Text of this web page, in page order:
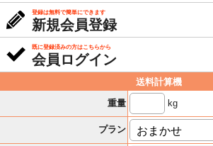
登録は無料で簡単にできます
新規会員登録
既に登録済みの方はこちらから
会員ログイン
送料計算機
重量
kg
プラン